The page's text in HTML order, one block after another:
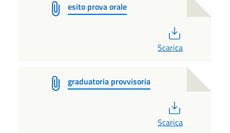
esito prova orale
Scarica
graduatoria provvisoria
Scarica